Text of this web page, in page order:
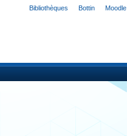
Bibliothèques Bottin Moodle